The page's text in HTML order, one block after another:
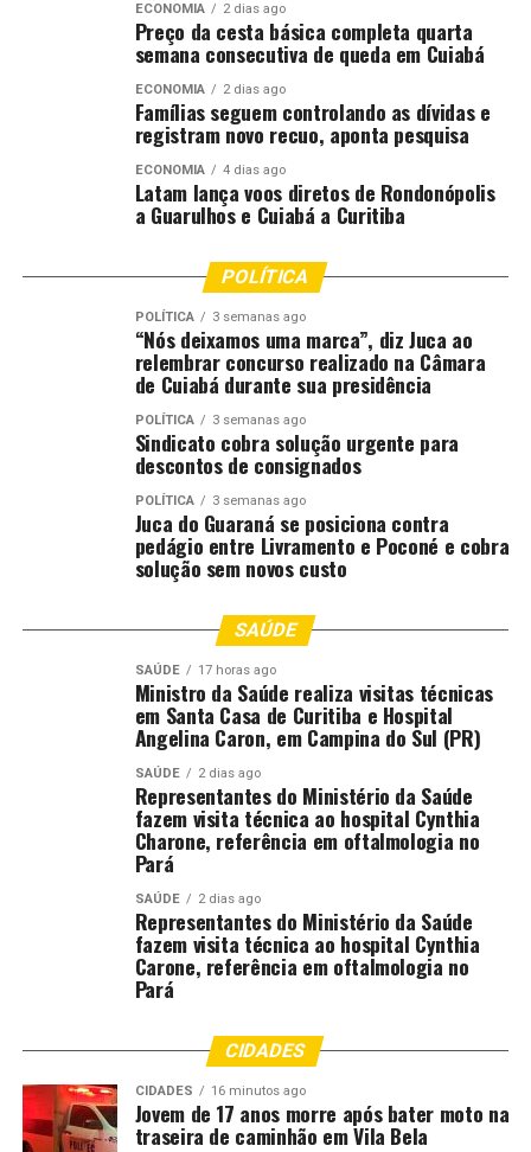
Prefeitura de Cuiabá – MT
Comentários
RELATED TOPICS: ALUNOS CUIABÁ
CUIABA..CBA
FESTIVAL ROBÓTICA RURAL
VISITAM
UP NEXT
Atletas de Cuiabá disputam os Jogos Abertos Estaduais
neste fim de semana
Novembro Azul: Câmara de Cuiabá reforça importância
dos cuidados com a saúde do homem
ECONOMIA 2 dias ago
Preço da cesta básica completa quarta
semana consecutiva de queda em Cuiabá
ECONOMIA 2 dias ago
Famílias seguem controlando as dívidas e
registram novo recuo, aponta pesquisa
ECONOMIA 4 dias ago
Latam lança voos diretos de Rondonópolis
a Guarulhos e Cuiabá a Curitiba
POLÍTICA
POLÍTICA 3 semanas ago
“Nós deixamos uma marca”, diz Juca ao
relembrar concurso realizado na Câmara
de Cuiabá durante sua presidência
POLÍTICA 3 semanas ago
Sindicato cobra solução urgente para
descontos de consignados
POLÍTICA 3 semanas ago
Juca do Guaraná se posiciona contra
pedágio entre Livramento e Poconé e cobra
solução sem novos custo
SAÚDE
SAÚDE 17 horas ago
Ministro da Saúde realiza visitas técnicas
em Santa Casa de Curitiba e Hospital
Angelina Caron, em Campina do Sul (PR)
SAÚDE 2 dias ago
Representantes do Ministério da Saúde
fazem visita técnica ao hospital Cynthia
Charone, referência em oftalmologia no
Pará
SAÚDE 2 dias ago
Representantes do Ministério da Saúde
fazem visita técnica ao hospital Cynthia
Carone, referência em oftalmologia no
Pará
CIDADES
CIDADES 16 minutos ago
Jovem de 17 anos morre após bater moto na
traseira de caminhão em Vila Bela